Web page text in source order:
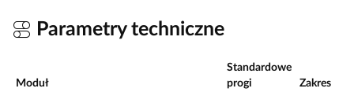
Parametry techniczne
Moduł
Standardowe
progi
Zakres